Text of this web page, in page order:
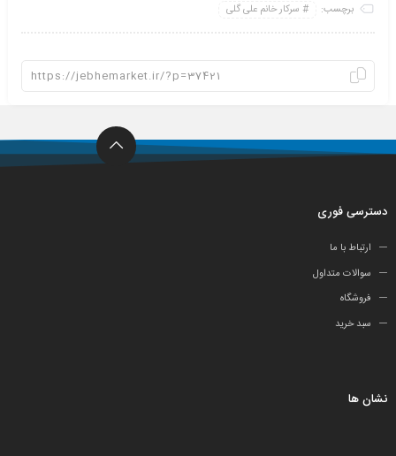
برچسب: سرکار خانم علی گلی
دسترسی فوری
ارتباط با ما
سوالات متداول
فروشگاه
سبد خرید
نشان ها